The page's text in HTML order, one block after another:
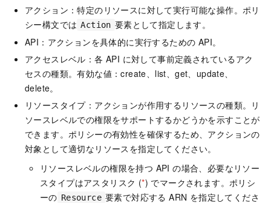
アクション：特定のリソースに対して実行可能な操作。ポリ
シー構文では Action 要素として指定します。
API：アクションを具体的に実行するための API。
アクセスレベル：各 API に対して事前定義されているアク
セスの種類。有効な値：create、list、get、update、
delete。
リソースタイプ：アクションが作用するリソースの種類。リ
ソースレベルでの権限をサポートするかどうかを示すことが
できます。ポリシーの有効性を確保するため、アクションの
対象として適切なリソースを指定してください。
リソースレベルの権限を持つ API の場合、必要なリソー
スタイプはアスタリスク (*) でマークされます。ポリシ
ーの Resource 要素で対応する ARN を指定してくださ